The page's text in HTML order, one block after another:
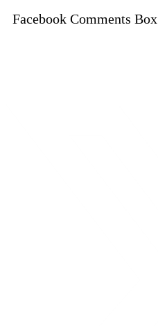
Facebook Comments Box